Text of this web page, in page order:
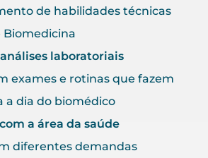
de habilidades técnicas
Biomedicina
laboratoriais
exames e rotinas que fazem
a dia do biomédico
a área da saúde
diferentes demandas